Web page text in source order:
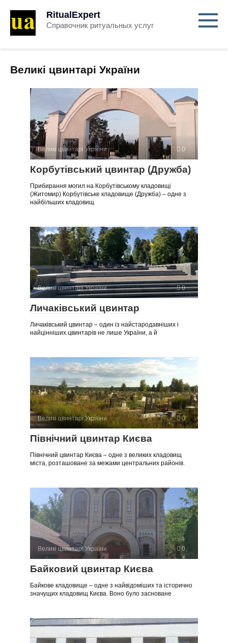
RitualExpert
Справочник ритуальных услуг
Великі цвинтарі України
Великі цвинтарі України 0
Корбутівський цвинтар (Дружба)
Прибирання могил на Корбутівському кладовищі
(Житомир) Корбутівське кладовище (Дружба) – одне з
найбільших кладовищ
Великі цвинтарі України 0
Личаківський цвинтар
Личаківський цвинтар – один із найстародавніших і
найцінніших цвинтарів не лише України, а й
Великі цвинтарі України 0
Північний цвинтар Києва
Північний цвинтар Києва – одне з великих кладовищ
міста, розташоване за межами центральних районів.
Великі цвинтарі України 0
Байковий цвинтар Києва
Байкове кладовище – одне з найвідоміших та історично
значущих кладовищ Києва. Воно було засноване